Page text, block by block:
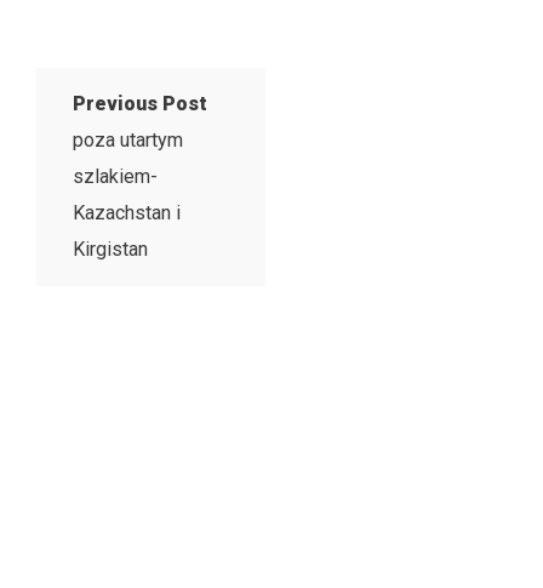
Previous Post
poza utartym
szlakiem-
Kazachstan i
Kirgistan